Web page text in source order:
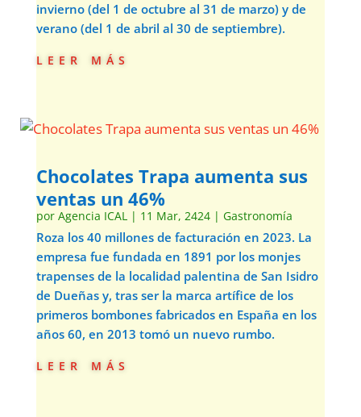
invierno (del 1 de octubre al 31 de marzo) y de
verano (del 1 de abril al 30 de septiembre).
leer más
Chocolates Trapa aumenta sus
ventas un 46%
por Agencia ICAL| 11 Mar, 2424| Gastronomía
Roza los 40 millones de facturación en 2023. La
empresa fue fundada en 1891 por los monjes
trapenses de la localidad palentina de San Isidro
de Dueñas y, tras ser la marca artífice de los
primeros bombones fabricados en España en los
años 60, en 2013 tomó un nuevo rumbo.
leer más